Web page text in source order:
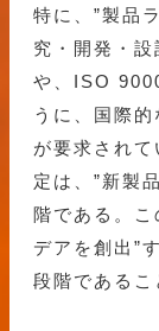
特に、”製品
究・開発・
や、ISO
うに、国際
が要求され
定は、”新製
階である。こ
デアを創出”
段階であるこ